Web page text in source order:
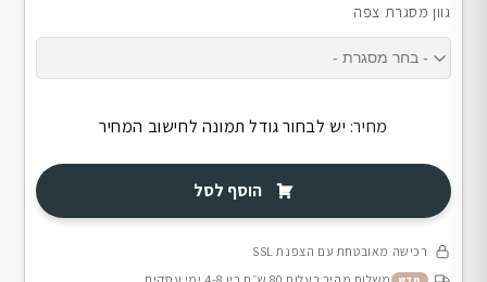
גוון מסגרת צפה
מחיר: יש לבחור גודל תמונה לחישוב המחיר
הוסף לסל
רכישה מאובטחת עם הצפנת SSL